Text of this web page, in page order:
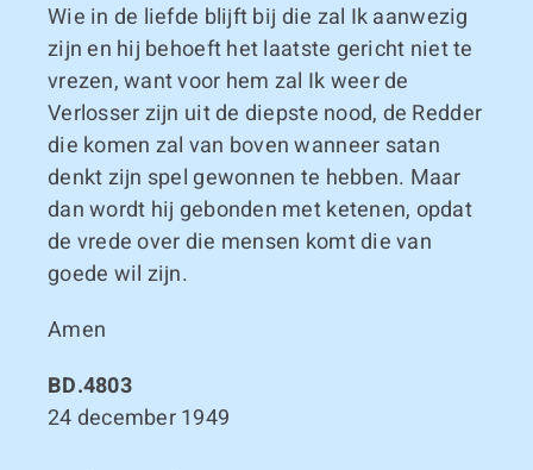
Wie in de liefde blijft bij die zal Ik aanwezig
zijn en hij behoeft het laatste gericht niet te
vrezen, want voor hem zal Ik weer de
Verlosser zijn uit de diepste nood, de Redder
die komen zal van boven wanneer satan
denkt zijn spel gewonnen te hebben. Maar
dan wordt hij gebonden met ketenen, opdat
de vrede over die mensen komt die van
goede wil zijn.
Amen
BD.4803
24 december 1949